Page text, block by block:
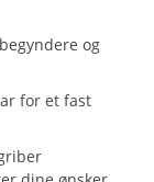
og
for et fast